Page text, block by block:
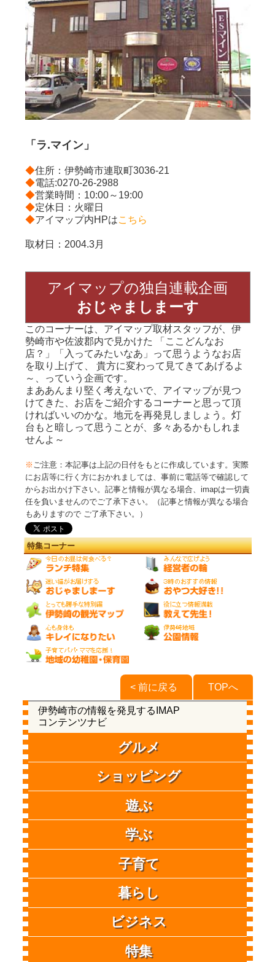
「ラ.マイン」
◆住所：伊勢崎市連取町3036-21
◆電話:0270-26-2988
◆営業時間：10:00～19:00
◆定休日：火曜日
◆アイマップ内HPはこちら
取材日：2004.3月
アイマップの独自連載企画
おじゃましまーす
このコーナーは、アイマップ取材スタッフが、伊
勢崎市や佐波郡内で見かけた 「ここどんなお
店？」「入ってみたいなあ」って思うようなお店
を取り上げて、 貴方に変わって見てきてあげるよ
～、っていう企画です。
まああんまり堅く考えないで、アイマップが見つ
けてきた、お店をご紹介するコーナーと思って頂
ければいいのかな。地元を再発見しましょう。灯
台もと暗しって思うことが、多々あるかもしれま
せんよ～
※ ご注意：本記事は上記の日付をもとに作成しています。実際
にお店等に行く方におかれましては、事前に電話等で確認して
からお出かけ下さい。記事と情報が異なる場合、imapは一切責
任を負いませんのでご了承下さい。（記事と情報が異なる場合
もありますので ご了承下さい。）
特集コーナー
TOPへ
< 前に戻る
伊勢崎市の情報を発見するIMAP
コンテンツナビ
グルメ
ショッピング
遊ぶ
学ぶ
子育て
暮らし
ビジネス
特集